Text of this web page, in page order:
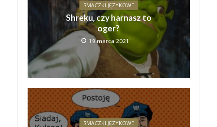
SMACZKI JĘZYKOWE
Shreku, czy harnasz to
oger?
19 marca 2021
SMACZKI JĘZYKOWE